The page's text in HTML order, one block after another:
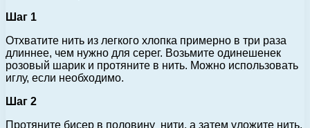
Шаг 1
Отхватите нить из легкого хлопка примерно в три раза
длиннее, чем нужно для серег. Возьмите одинешенек
розовый шарик и протяните в нить. Можно использовать
иглу, если необходимо.
Шаг 2
Протяните бисер в половину нити, а затем уложите нить.